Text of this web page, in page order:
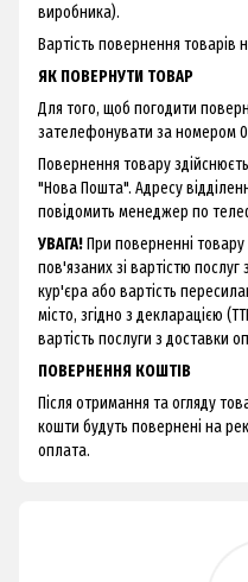
виробника).
Вартість повернення товарів
ЯК ПОВЕРНУТИ ТОВАР
Для того, щоб погодити
зателефонувати за номером
Повернення товару
"Нова Пошта". Адресу
повідомить менеджер по
УВАГА!При поверненні
пов'язаних зі вартістю
кур'єра або вартість
місто, згідно з декларацією
вартість послуги з доставки
ПОВЕРНЕННЯ КОШТІВ
Після отримання та огляду
кошти будуть повернені на
оплата.